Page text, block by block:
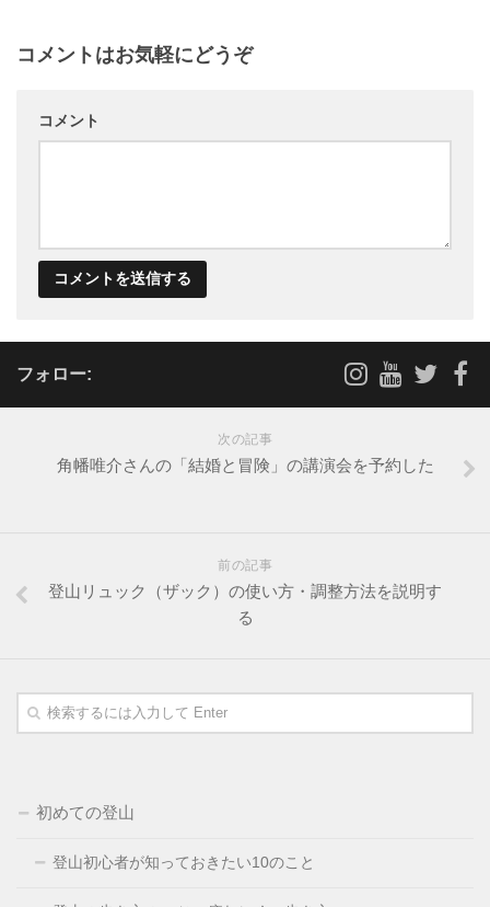
コメントはお気軽にどうぞ
コメント
フォロー:
次の記事
角幡唯介さんの「結婚と冒険」の講演会を予約した
前の記事
登山リュック（ザック）の使い方・調整方法を説明す
る
初めての登山
登山初心者が知っておきたい10のこと